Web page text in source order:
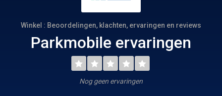
Winkel : Beoordelingen, klachten, ervaringen en reviews
Parkmobile ervaringen
Nog geen ervaringen